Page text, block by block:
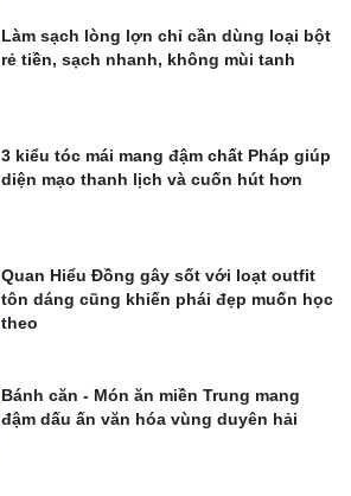
Làm sạch lòng lợn chỉ cần dùng loại bột
rẻ tiền, sạch nhanh, không mùi tanh
3 kiểu tóc mái mang đậm chất Pháp giúp
diện mạo thanh lịch và cuốn hút hơn
Quan Hiểu Đồng gây sốt với loạt outfit
tôn dáng cũng khiến phái đẹp muốn học
theo
Bánh căn - Món ăn miền Trung mang
đậm dấu ấn văn hóa vùng duyên hải